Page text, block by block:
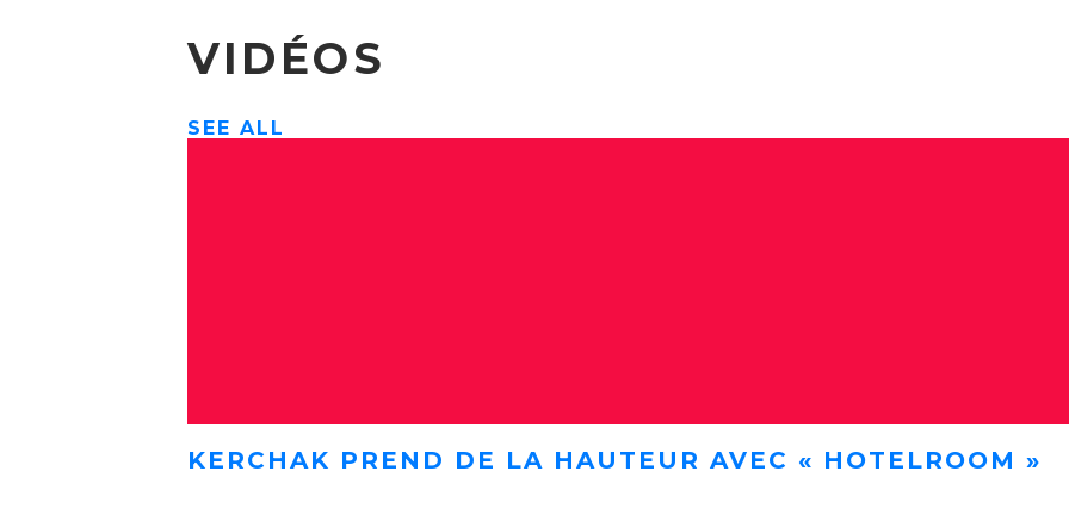
VIDÉOS
SEE ALL
KERCHAK PREND DE LA HAUTEUR AVEC « HOTELROOM »